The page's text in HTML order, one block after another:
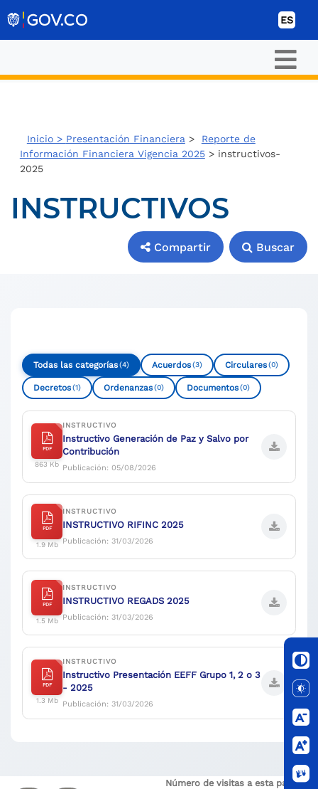
ES
Inicio > Presentación Financiera > Reporte de
Información Financiera Vigencia 2025> instructivos-
2025
INSTRUCTIVOS
Compartir Buscar
Todas las categorías(4) Acuerdos(3) Circulares(0)
Decretos(1) Ordenanzas(0) Documentos(0)
PDF
863 Kb
INSTRUCTIVO
Instructivo Generación de Paz y Salvo por
Contribución
Publicación: 05/08/2026
PDF
1.9 Mb
INSTRUCTIVO
INSTRUCTIVO RIFINC 2025
Publicación: 31/03/2026
PDF
1.5 Mb
INSTRUCTIVO
INSTRUCTIVO REGADS 2025
Publicación: 31/03/2026
PDF
1.3 Mb
INSTRUCTIVO
Instructivo Presentación EEFF Grupo 1, 2 o 3
- 2025
Publicación: 31/03/2026
Número de visitas a esta página: